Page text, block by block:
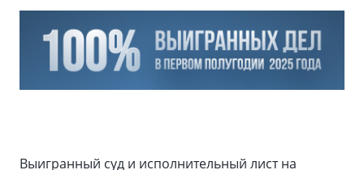
Выигранный суд и исполнительный лист на